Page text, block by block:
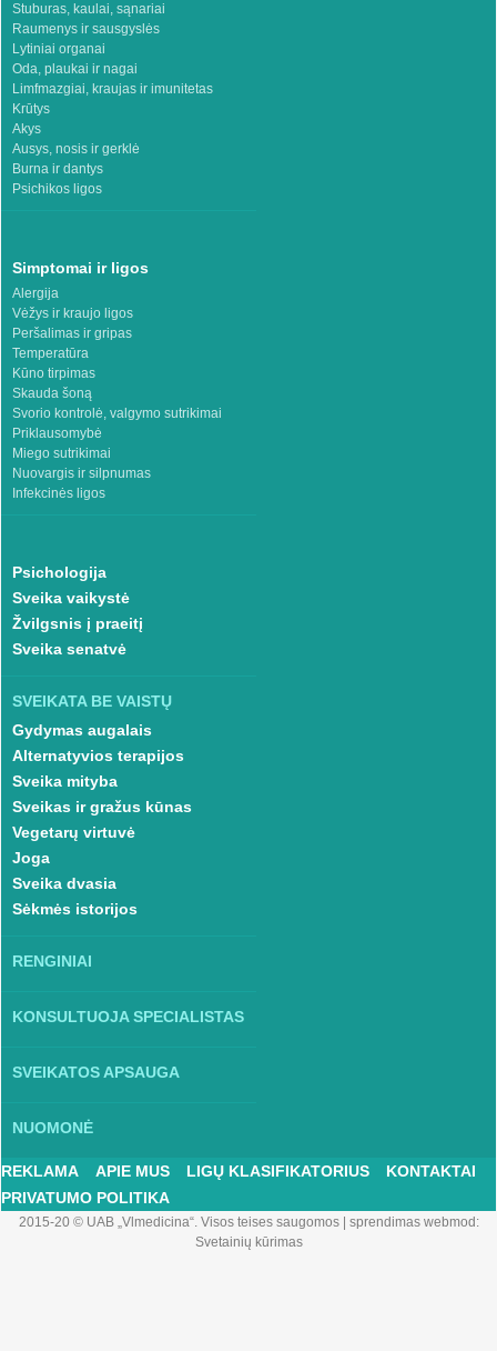
Stuburas, kaulai, sąnariai
Raumenys ir sausgyslės
Lytiniai organai
Oda, plaukai ir nagai
Limfmazgiai, kraujas ir imunitetas
Krūtys
Akys
Ausys, nosis ir gerklė
Burna ir dantys
Psichikos ligos
Simptomai ir ligos
Alergija
Vėžys ir kraujo ligos
Peršalimas ir gripas
Temperatūra
Kūno tirpimas
Skauda šoną
Svorio kontrolė, valgymo sutrikimai
Priklausomybė
Miego sutrikimai
Nuovargis ir silpnumas
Infekcinės ligos
Psichologija
Sveika vaikystė
Žvilgsnis į praeitį
Sveika senatvė
SVEIKATA BE VAISTŲ
Gydymas augalais
Alternatyvios terapijos
Sveika mityba
Sveikas ir gražus kūnas
Vegetarų virtuvė
Joga
Sveika dvasia
Sėkmės istorijos
RENGINIAI
KONSULTUOJA SPECIALISTAS
SVEIKATOS APSAUGA
NUOMONĖ
REKLAMA APIE MUS LIGŲ KLASIFIKATORIUS
KONTAKTAI
PRIVATUMO POLITIKA
2015-20 © UAB „Vlmedicina“. Visos teises saugomos| sprendimas webmod:
Svetainių kūrimas